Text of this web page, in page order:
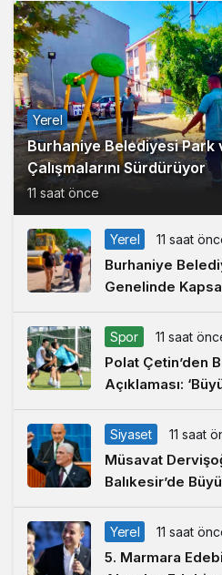
Yerel
Burhaniye Belediyesi Park
Çalışmalarını Sürdürüyor
11 saat önce
Yerel 11 saat
Burhaniye
Genelinde
Onarım
Spor 11 saat
Polat Çetin’den
Açıklaması:
Büyüktür’
Siyaset 11 saat
Müsavat
Balıkesir’de
Konuşacak
Yerel 11 saat
5. Marmara